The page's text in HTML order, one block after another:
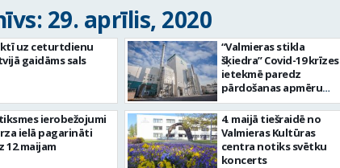
29. aprīlis, 2020
uz ceturtdienu
gaidāms sals
ierobežojumi
ielā pagarināti
12.maijam
“Valmieras stikla
šķiedra” Covid-19 krīzes
ietekmē paredz
pārdošanas apmēru
samazinājumu par 20%
4. maijā tiešraidē no
Valmieras Kultūras
centra notiks svētku
koncerts